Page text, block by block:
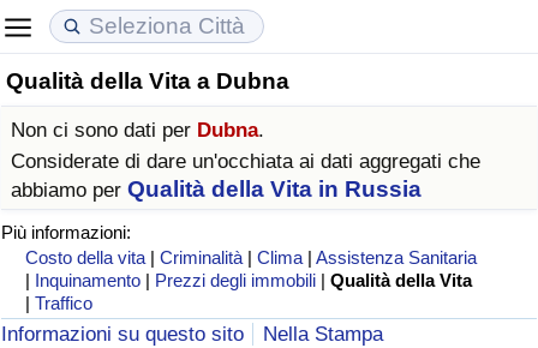
Qualità della Vita a Dubna
Non ci sono dati per Dubna.
Considerate di dare un'occhiata ai dati aggregati che
abbiamo per Qualità della Vita in Russia
Più informazioni:
Costo della vita |Criminalità |Clima |Assistenza Sanitaria
| Inquinamento | Prezzi degli immobili |Qualità della Vita
|Traffico
Informazioni su questo sito
Nella Stampa
Costo della vita
Indice Del Costo Della Vita (corrente)
Indice Del Costo Della Vita
Indice del Costo della Vita per Nazione
ad Aqaba
Prezzi degli immobili
Indice del Prezzo delle Case (Corrente)
Indice del Prezzo delle Case
Indice del Prezzo delle Case per Nazione
Qualità della Vita
Indice della Qualità della Vita
Indice della Qualità della Vita (Corrente)
Indice della qualità della vita per Paese
Criminalità